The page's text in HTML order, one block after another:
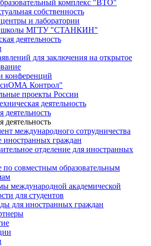
комплекс "ВТО"
собственность
и лаборатории
школы МГТУ "СТАНКИН"
деятельность
для заключения на открытое
конференций
Контрол"
проекты России
деятельность
международного сотрудничества
иностранных граждан
отделение для иностранных
по совместным образовательным
международной академической
для студентов
для иностранных граждан